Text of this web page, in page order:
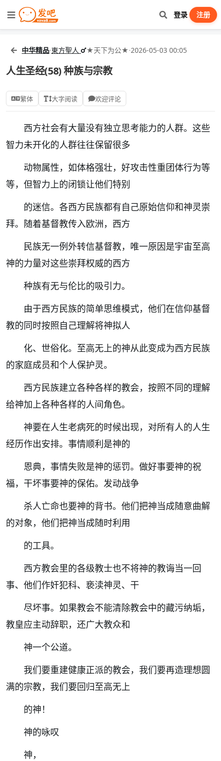
登录 注册
中华精品·東方聖人 ★天下为公★·2026-05-03 00:05
人生圣经(58) 种族与宗教
繁体 大字阅读 欢迎评论
西方社会有大量没有独立思考能力的人群。这些
智力未开化的人群往往保留很多
动物属性，如体格强壮，好攻击性重团体行为等
等，但智力上的闭锁让他们特别
的迷信。各西方民族都有自己原始信仰和神灵崇
拜。随着基督教传入欧洲，西方
民族无一例外转信基督教，唯一原因是宇宙至高
神的力量对这些崇拜权威的西方
种族有无与伦比的吸引力。
由于西方民族的简单思维模式，他们在信仰基督
教的同时按照自己理解将神拟人
化、世俗化。至高无上的神从此变成为西方民族
的家庭成员和个人保护灵。
西方民族建立各种各样的教会，按照不同的理解
给神加上各种各样的人间角色。
神要在人生老病死的时候出现，对所有人的人生
经历作出安排。事情顺利是神的
恩典，事情失败是神的惩罚。做好事要神的祝
福，干坏事要神的保佑。发动战争
杀人亡命也要神的背书。他们把神当成随意曲解
的对象，他们把神当成随时利用
的工具。
西方教会里的各级教士也不将神的教诲当一回
事、他们作奸犯科、亵渎神灵、干
尽坏事。如果教会不能清除教会中的藏污纳垢，
教皇应主动辞职，还广大教众和
神一个公道。
我们要重建健康正派的教会，我们要再造理想圆
满的宗教，我们要回归至高无上
的神！
神的咏叹
神，